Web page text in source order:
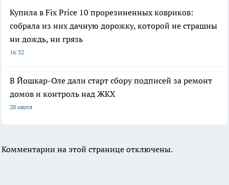
Купила в Fix Price 10 прорезиненных ковриков:
собрала из них дачную дорожку, которой не страшны
ни дождь, ни грязь
16:32
В Йошкар-Оле дали старт сбору подписей за ремонт
домов и контроль над ЖКХ
20 июля
Комментарии на этой странице отключены.